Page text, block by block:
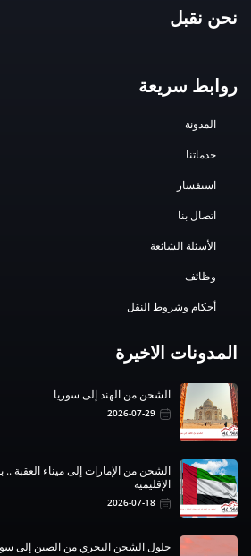
نحن نقبل
روابط سريعة
المدونة
خدماتنا
استفسار
اتصال بنا
الأسئلة الشائعة
وظائف
أحكام وشروط النقل
المدونات الاخيرة
الشحن من الهند إلى سوريا
2026-07-29
الشحن من الإمارات إلى ميناء العقبة ..
الإقليمية
2026-07-18
حلول الشحن البحري من الصين إلى